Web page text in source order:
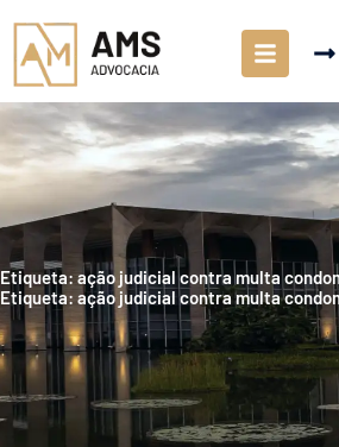
Etiqueta: ação judicial contra multa
Etiqueta: ação judicial contra multa